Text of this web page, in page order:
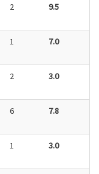
2 9.5
1 7.0
2 3.0
6 7.8
1 3.0